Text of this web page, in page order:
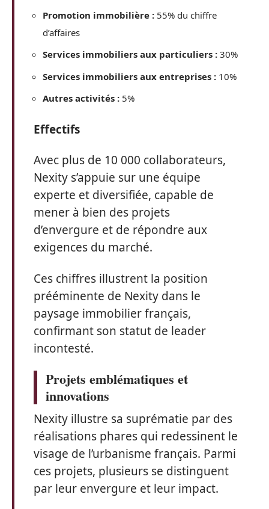
Promotion immobilière : 55% du chiffre
d’affaires
Services immobiliers aux particuliers : 30%
Services immobiliers aux entreprises : 10%
Autres activités : 5%
Effectifs
Avec plus de 10 000 collaborateurs,
Nexity s’appuie sur une équipe
experte et diversifiée, capable de
mener à bien des projets
d’envergure et de répondre aux
exigences du marché.
Ces chiffres illustrent la position
prééminente de Nexity dans le
paysage immobilier français,
confirmant son statut de leader
incontesté.
Projets emblématiques et
innovations
Nexity illustre sa suprématie par des
réalisations phares qui redessinent le
visage de l’urbanisme français. Parmi
ces projets, plusieurs se distinguent
par leur envergure et leur impact.